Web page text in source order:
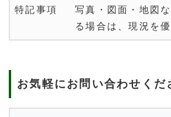
特記事項
写真・図面・地図
る場合は、現況を
お気軽にお問い合わせくだ